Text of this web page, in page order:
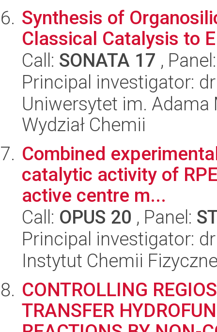
Synthesis of
Classical Catalysis to
Call: SONATA 17 ,
Principal investigator:
Uniwersytet im.
Wydział Chemii
Combined
catalytic activity of
active centre m...
Call: OPUS 20 , Panel:
Principal investigator:
Instytut Chemii
CONTROLLING
TRANSFER